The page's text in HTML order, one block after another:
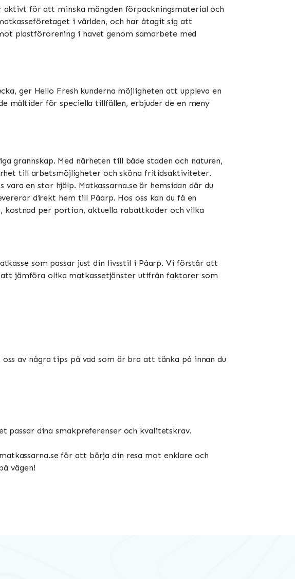
för att minska mängden förpackningsmaterial och
i världen, och har åtagit sig att
plastförorening i havet genom samarbete med
ger Hello Fresh kunderna möjligheten att uppleva en
måltider för speciella tillfällen, erbjuder de en meny
grannskap. Med närheten till både staden och naturen,
till arbetsmöjligheter och sköna fritidsaktiviteter.
en stor hjälp. Matkassarna.se är hemsidan där du
direkt hem till Påarp. Hos oss kan du få en
per portion, aktuella rabattkoder och vilka
som passar just din livsstil i Påarp. Vi förstår att
jämföra olika matkassetjänster utifrån faktorer som
av några tips på vad som är bra att tänka på innan du
dina smakpreferenser och kvalitetskrav.
för att börja din resa mot enklare och
vägen!